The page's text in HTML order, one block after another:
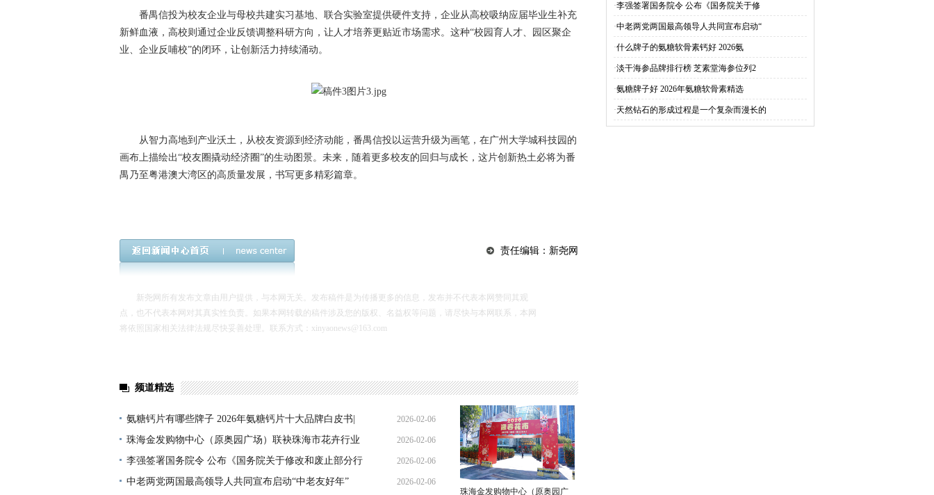
番禺信投为校友企业与母校共建实习基地、联合实验室提供硬件支持，企业从高校吸纳应届毕业生补充
新鲜血液，高校则通过企业反馈调整科研方向，让人才培养更贴近市场需求。这种“校园育人才、园区聚企
业、企业反哺校”的闭环，让创新活力持续涌动。
从智力高地到产业沃土，从校友资源到经济动能，番禺信投以运营升级为画笔，在广州大学城科技园的
画布上描绘出“校友圈撬动经济圈”的生动图景。未来，随着更多校友的回归与成长，这片创新热土必将为番
禺乃至粤港澳大湾区的高质量发展，书写更多精彩篇章。
责任编辑：新尧网
新尧网所有发布文章由用户提供，与本网无关。发布稿件是为传播更多的信息，发布并不代表本网赞同其观
点，也不代表本网对其真实性负责。如果本网转载的稿件涉及您的版权、名益权等问题，请尽快与本网联系，本网
将依照国家相关法律法规尽快妥善处理。联系方式：xinyaonews@163.com
频道精选
氨糖钙片有哪些牌子 2026年氨糖钙片十大品牌白皮书|
精选10大关节营养方案,中老年/久坐族/运动人
2026-02-06
珠海金发购物中心（原奥园广场）联袂珠海市花卉行业
协会打造2026迎春花市年货节 上百家摊主汇聚，鲜花
2026-02-06
李强签署国务院令 公布《国务院关于修改和废止部分行
政法规的决定》
2026-02-06
中老两党两国最高领导人共同宣布启动“中老友好年” 2026-02-06
珠海金发购物中心（原奥园广
·李强签署国务院令 公布《国务院关于修
·中老两党两国最高领导人共同宣布启动“
·什么牌子的氨糖软骨素钙好 2026氨
·淡干海参品牌排行榜 芝素堂海参位列2
·氨糖牌子好 2026年氨糖软骨素精选
·天然钻石的形成过程是一个复杂而漫长的